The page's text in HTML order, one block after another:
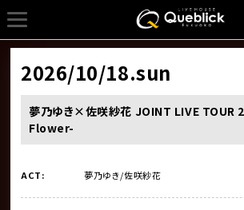
2026/10/18.sun
夢乃ゆき×佐咲紗花 JOINT LIVE TOUR
Flower-
ACT: 夢乃ゆき/佐咲紗花